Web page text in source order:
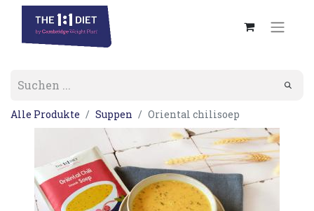
Alle Produkte Suppen Oriental chilisoep